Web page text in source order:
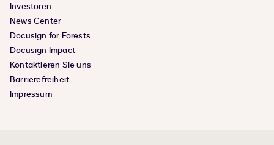
Investoren
News Center
Docusign for Forests
Docusign Impact
Kontaktieren Sie uns
Barrierefreiheit
Impressum